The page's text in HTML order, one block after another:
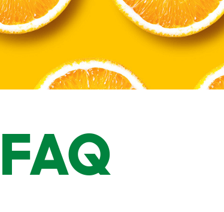
FAQ